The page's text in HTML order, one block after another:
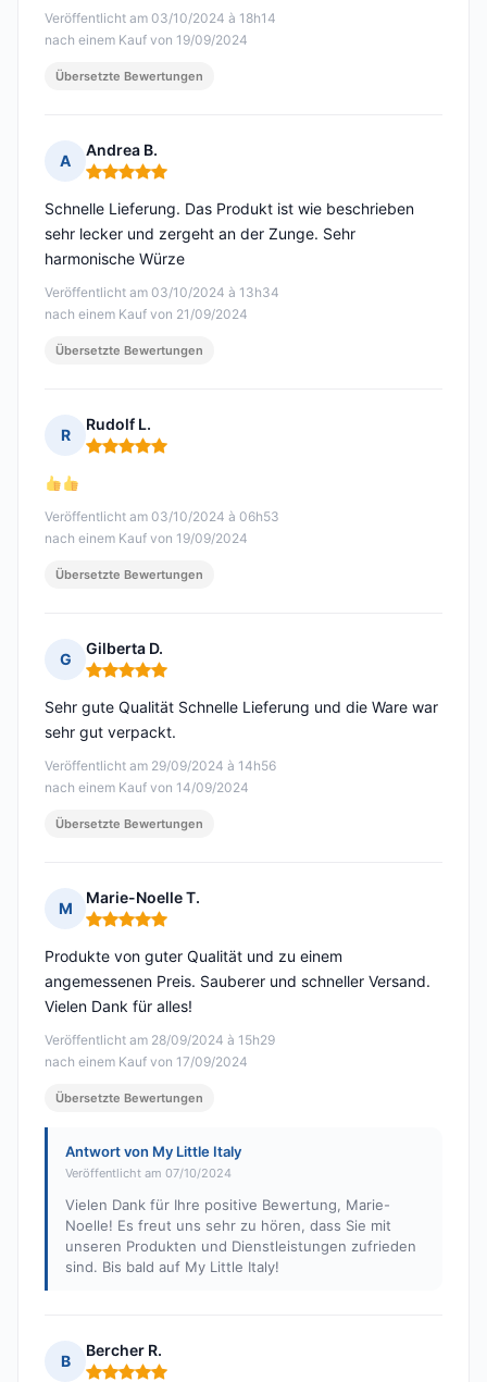
Veröffentlicht am 03/10/2024 à 18h14
nach einem Kauf von 19/09/2024
Übersetzte Bewertungen
A
Andrea B.
Hinweis: 5 von 5
Veröffentlicht am 03/10/2024 à 13h34
nach einem Kauf von 21/09/2024
Schnelle Lieferung. Das Produkt ist wie beschrieben
sehr lecker und zergeht an der Zunge. Sehr
harmonische Würze
Übersetzte Bewertungen
R
Rudolf L.
Hinweis: 5 von 5
Veröffentlicht am 03/10/2024 à 06h53
nach einem Kauf von 19/09/2024
Übersetzte Bewertungen
G
Gilberta D.
Hinweis: 5 von 5
Veröffentlicht am 29/09/2024 à 14h56
nach einem Kauf von 14/09/2024
Sehr gute Qualität Schnelle Lieferung und die Ware war
sehr gut verpackt.
Übersetzte Bewertungen
M
Marie-Noelle T.
Hinweis: 5 von 5
Veröffentlicht am 28/09/2024 à 15h29
nach einem Kauf von 17/09/2024
Produkte von guter Qualität und zu einem
angemessenen Preis. Sauberer und schneller Versand.
Vielen Dank für alles!
Übersetzte Bewertungen
Antwort von My Little Italy
Veröffentlicht am 07/10/2024
Vielen Dank für Ihre positive Bewertung, Marie-
Noelle! Es freut uns sehr zu hören, dass Sie mit
unseren Produkten und Dienstleistungen zufrieden
sind. Bis bald auf My Little Italy!
B
Bercher R.